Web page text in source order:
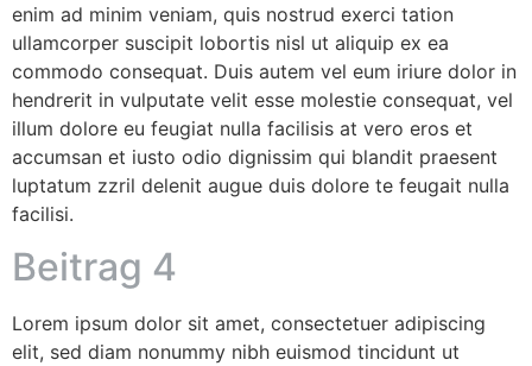
enim ad minim veniam, quis nostrud exerci tation
ullamcorper suscipit lobortis nisl ut aliquip ex ea
commodo consequat. Duis autem vel eum iriure dolor in
hendrerit in vulputate velit esse molestie consequat, vel
illum dolore eu feugiat nulla facilisis at vero eros et
accumsan et iusto odio dignissim qui blandit praesent
luptatum zzril delenit augue duis dolore te feugait nulla
facilisi.
Beitrag 4
Lorem ipsum dolor sit amet, consectetuer adipiscing
elit, sed diam nonummy nibh euismod tincidunt ut